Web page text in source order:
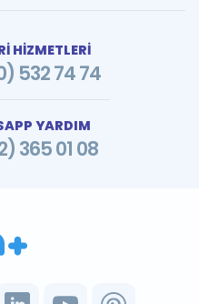
HİZMETLERİ
532 74 74
YARDIM
365 01 08